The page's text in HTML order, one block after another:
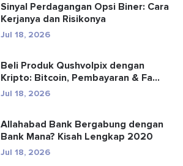
Sinyal Perdagangan Opsi Biner: Cara
Kerjanya dan Risikonya
Jul 18, 2026
Beli Produk Qushvolpix dengan
Kripto: Bitcoin, Pembayaran & Fa...
Jul 18, 2026
Allahabad Bank Bergabung dengan
Bank Mana? Kisah Lengkap 2020
Jul 18, 2026